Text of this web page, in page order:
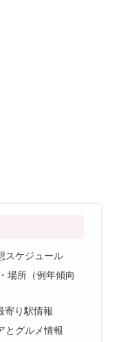
スケジュール
場所（例年傾向
寄り駅情報
とグルメ情報